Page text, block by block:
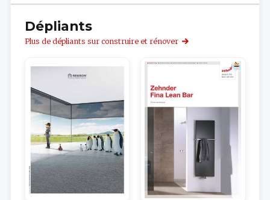
Dépliants
Plus de dépliants sur construire et rénover